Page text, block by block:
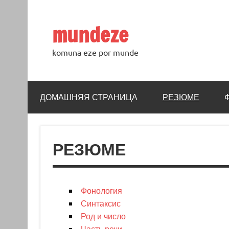
mundeze
komuna eze por munde
ДОМАШНЯЯ СТРАНИЦА РЕЗЮМЕ
РЕЗЮМЕ
Фонология
Синтаксис
Род и число